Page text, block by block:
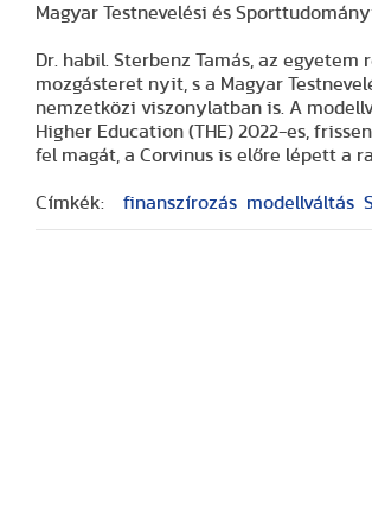
Magyar Testnevelési és
Dr. habil. Sterbenz Tamás, az egyetem
mozgásteret nyit, s a Magyar
nemzetközi viszonylatban is. A
Higher Education (THE) 2022-es,
fel magát, a Corvinus is előre lépett a
Címkék: finanszírozás modellváltás